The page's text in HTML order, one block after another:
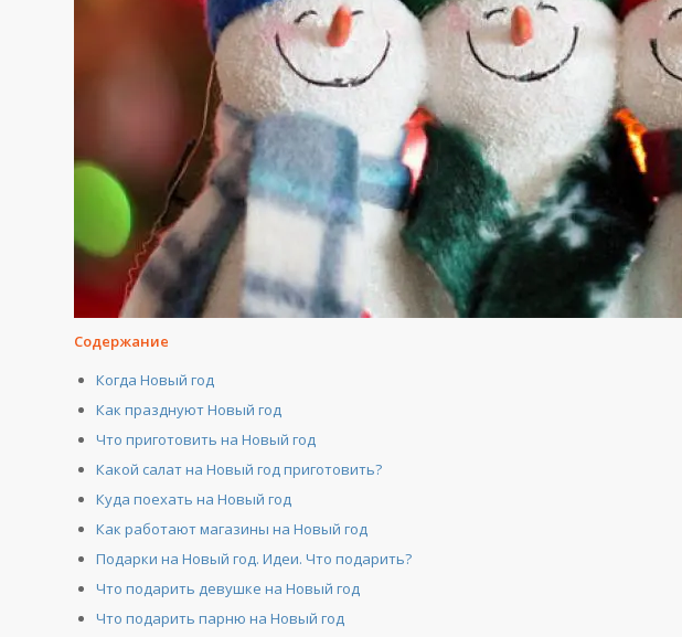
Содержание
Когда Новый год
Как празднуют Новый год
Что приготовить на Новый год
Какой салат на Новый год приготовить?
Куда поехать на Новый год
Как работают магазины на Новый год
Подарки на Новый год. Идеи. Что подарить?
Что подарить девушке на Новый год
Что подарить парню на Новый год